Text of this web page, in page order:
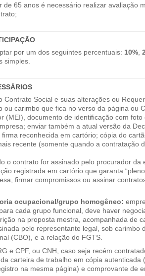
de 65 anos é necessário realizar avaliação
por um dos seguintes percentuais: 10%,
simples.
Contrato Social e suas alterações ou
ou carimbo que fica no verso da página ou
(MEI), documento de identificação com foto
enviar também a atual versão da
reconhecida em cartório; cópia do
recente (somente quando a contratação
o contrato for assinado pelo procurador da
registrada em cartório que garanta
firmar compromissos ou assinar
ocupacional/grupo homogêneo:
cada grupo funcional, deve haver
na proposta mestra, acompanhada de
pelo representante legal, sob carimbo
(CBO), e a relação do FGTS.
e CPF, ou CNH, caso seja recém
carteira de trabalho em cópia autenticada
na mesma página) e comprovante de